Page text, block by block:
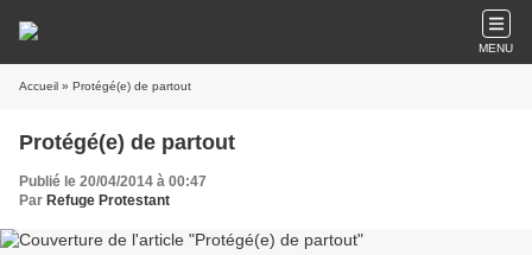
MENU
Accueil » Protégé(e) de partout
Protégé(e) de partout
Publié le 20/04/2014 à 00:47
Par Refuge Protestant